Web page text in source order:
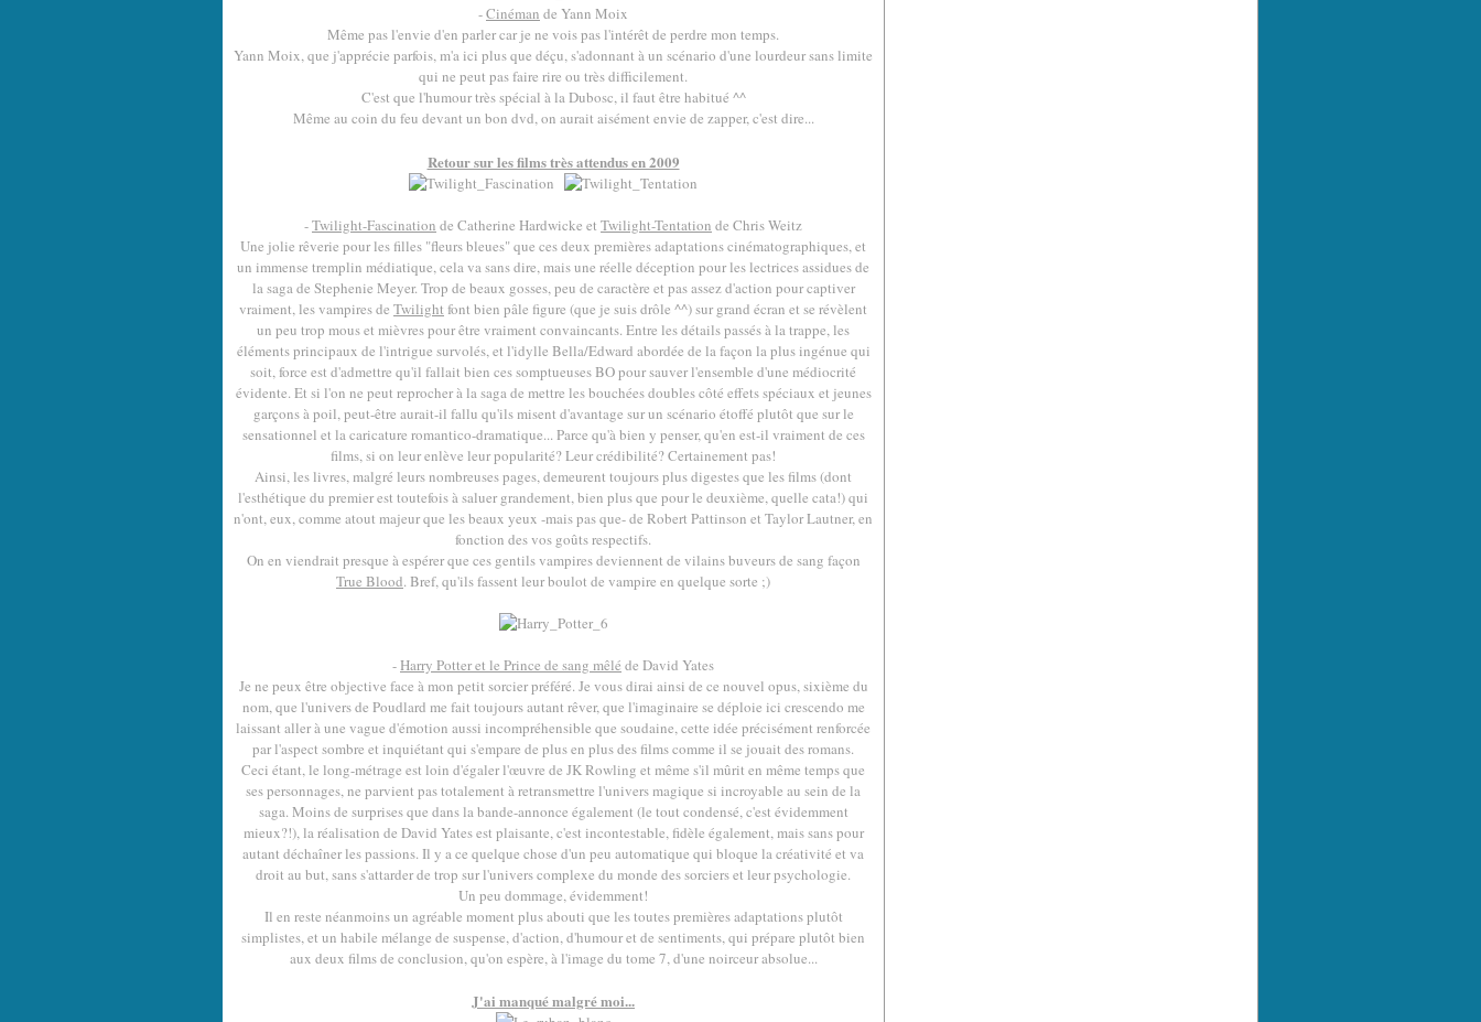
-Cinéman de Yann Moix
Même pas l'envie d'en parler car je ne vois pas l'intérêt de perdre mon temps.
Yann Moix, que j'apprécie parfois, m'a ici plus que déçu, s'adonnant à un scénario d'une lourdeur sans limite
qui ne peut pas faire rire ou très difficilement.
C'est que l'humour très spécial à la Dubosc, il faut être habitué ^^
Même au coin du feu devant un bon dvd, on aurait aisément envie de zapper, c'est dire...
Retour sur les films très attendus en 2009
-Twilight-Fascination de Catherine Hardwicke et Twilight-Tentation de Chris Weitz
Une jolie rêverie pour les filles "fleurs bleues" que ces deux premières adaptations cinématographiques, et
un immense tremplin médiatique, cela va sans dire, mais une réelle déception pour les lectrices assidues de
la saga de Stephenie Meyer. Trop de beaux gosses, peu de caractère et pas assez d'action pour captiver
vraiment, les vampires de Twilight font bien pâle figure (que je suis drôle ^^) sur grand écran et se révèlent
un peu trop mous et mièvres pour être vraiment convaincants. Entre les détails passés à la trappe, les
éléments principaux de l'intrigue survolés, et l'idylle Bella/Edward abordée de la façon la plus ingénue qui
soit, force est d'admettre qu'il fallait bien ces somptueuses BO pour sauver l'ensemble d'une médiocrité
évidente. Et si l'on ne peut reprocher à la saga de mettre les bouchées doubles côté effets spéciaux et jeunes
garçons à poil, peut-être aurait-il fallu qu'ils misent d'avantage sur un scénario étoffé plutôt que sur le
sensationnel et la caricature romantico-dramatique... Parce qu'à bien y penser, qu'en est-il vraiment de ces
films, si on leur enlève leur popularité? Leur crédibilité? Certainement pas!
Ainsi, les livres, malgré leurs nombreuses pages, demeurent toujours plus digestes que les films (dont
l'esthétique du premier est toutefois à saluer grandement, bien plus que pour le deuxième, quelle cata!) qui
n'ont, eux, comme atout majeur que les beaux yeux -mais pas que- de Robert Pattinson et Taylor Lautner, en
fonction des vos goûts respectifs.
On en viendrait presque à espérer que ces gentils vampires deviennent de vilains buveurs de sang façon
True Blood. Bref, qu'ils fassent leur boulot de vampire en quelque sorte ;)
-Harry Potter et le Prince de sang mêlé de David Yates
Je ne peux être objective face à mon petit sorcier préféré. Je vous dirai ainsi de ce nouvel opus, sixième du
nom, que l'univers de Poudlard me fait toujours autant rêver, que l'imaginaire se déploie ici crescendo me
laissant aller à une vague d'émotion aussi incompréhensible que soudaine, cette idée précisément renforcée
par l'aspect sombre et inquiétant qui s'empare de plus en plus des films comme il se jouait des romans.
Ceci étant, le long-métrage est loin d'égaler l'œuvre de JK Rowling et même s'il mûrit en même temps que
ses personnages, ne parvient pas totalement à retransmettre l'univers magique si incroyable au sein de la
saga. Moins de surprises que dans la bande-annonce également (le tout condensé, c'est évidemment
mieux?!), la réalisation de David Yates est plaisante, c'est incontestable, fidèle également, mais sans pour
autant déchaîner les passions. Il y a ce quelque chose d'un peu automatique qui bloque la créativité et va
droit au but, sans s'attarder de trop sur l'univers complexe du monde des sorciers et leur psychologie.
Un peu dommage, évidemment!
Il en reste néanmoins un agréable moment plus abouti que les toutes premières adaptations plutôt
simplistes, et un habile mélange de suspense, d'action, d'humour et de sentiments, qui prépare plutôt bien
aux deux films de conclusion, qu'on espère, à l'image du tome 7, d'une noirceur absolue...
J'ai manqué malgré moi...